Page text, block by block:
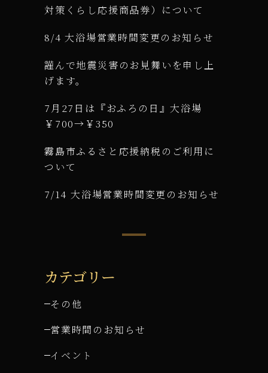
対策くらし応援商品券）について
8/4 大浴場営業時間変更のお知らせ
謹んで地震災害のお見舞いを申し上
げます。
7月27日は『おふろの日』大浴場
￥700→￥350
霧島市ふるさと応援納税のご利用に
ついて
7/14 大浴場営業時間変更のお知らせ
カテゴリー
その他
営業時間のお知らせ
イベント